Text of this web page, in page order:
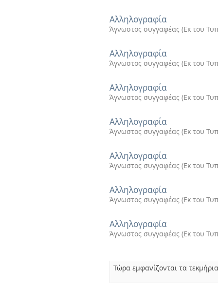
Αλληλογραφία
Άγνωστος συγγαφέας (Εκ του
Αλληλογραφία
Άγνωστος συγγαφέας (Εκ του
Αλληλογραφία
Άγνωστος συγγαφέας (Εκ του
Αλληλογραφία
Άγνωστος συγγαφέας (Εκ του
Αλληλογραφία
Άγνωστος συγγαφέας (Εκ του
Αλληλογραφία
Άγνωστος συγγαφέας (Εκ του
Αλληλογραφία
Άγνωστος συγγαφέας (Εκ του
Τώρα εμφανίζονται τα